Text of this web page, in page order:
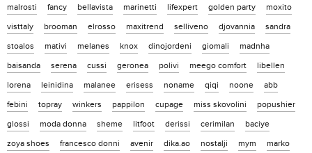
malrosti
fancy bellavista marinetti lifexpert golden party
moxito
visttaly
brooman elrosso maxitrend selliveno djovannia
sandra
stoalos
mativi melanes knox dinojordeni giomali
madnha
baisanda
serena cussi geronea polivi meego comfort
libellen
lorena
leinidina malanee erisess noname qiqi noone
abb
febini
topray winkers pappilon cupage miss skovolini
popushier
glossi
moda donna sheme litfoot derissi cerimilan
baciye
zoya shoes
francesco donni avenir dika.ao nostalji mym
marko